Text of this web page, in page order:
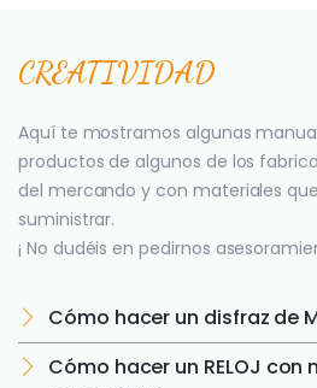
CREATIVIDAD
Aquí te mostramos algunas
productos de algunos de los
del mercando y con materiales
suministrar.
¡ No dudéis en pedirnos
Cómo hacer un disfraz de
Cómo hacer un RELOJ